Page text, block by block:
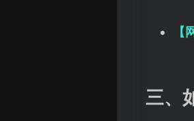
【
三、